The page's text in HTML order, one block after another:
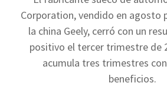
Corporation, vendido en agosto
la china Geely, cerró con un
positivo el tercer trimestre de
acumula tres trimestres
beneficios.